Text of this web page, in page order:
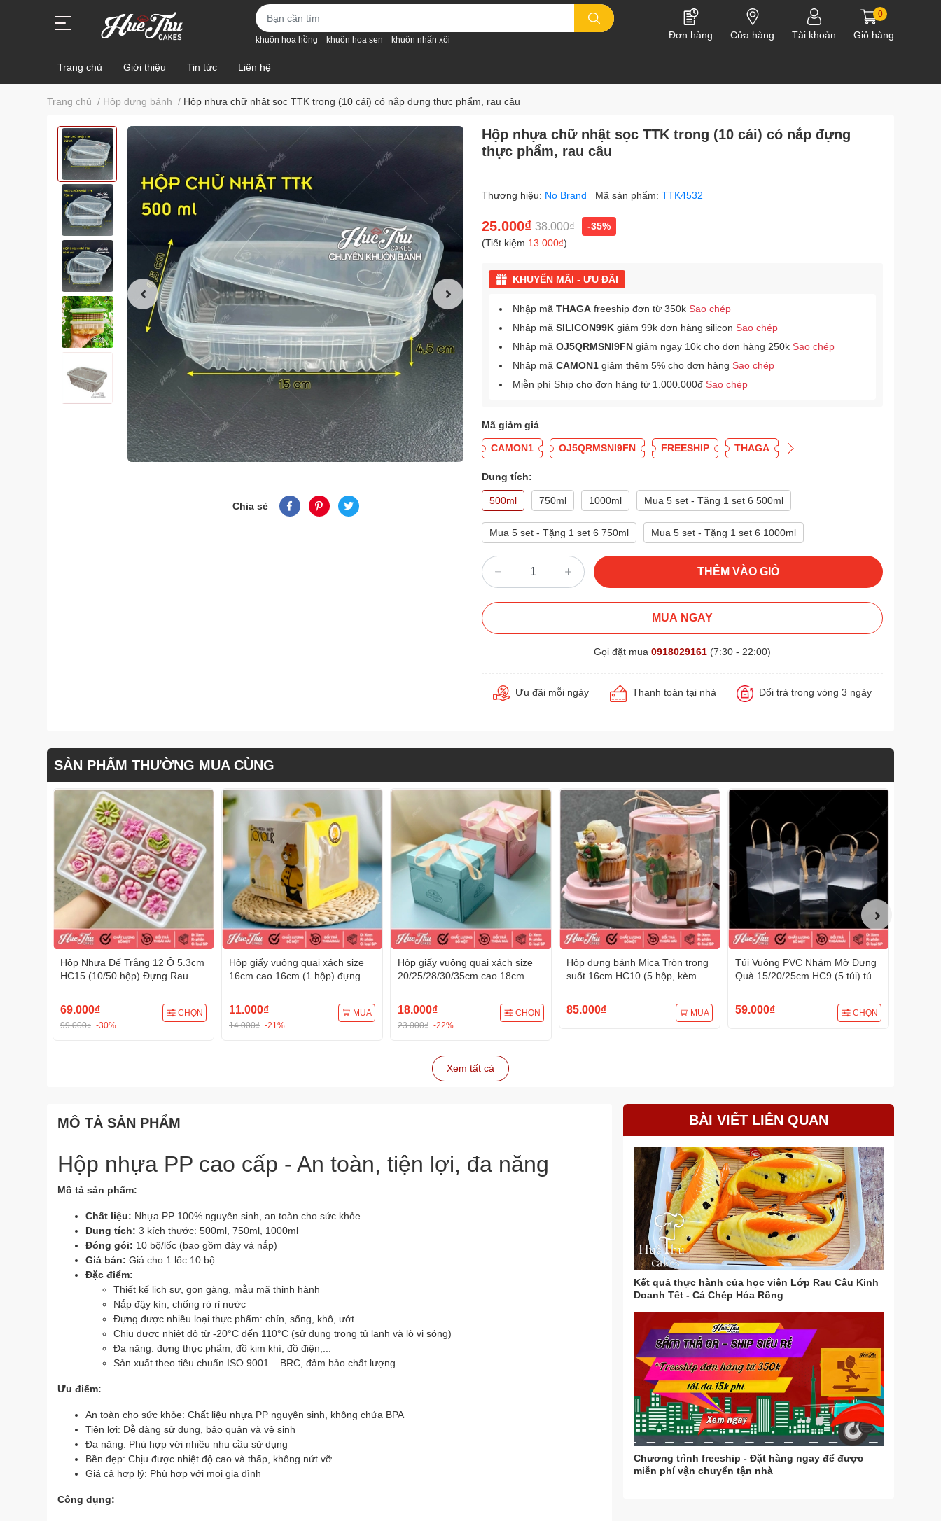
khuôn hoa hồng khuôn hoa sen khuôn nhấn xôi Đơn hàng Cửa hàng Tài khoản
0
Giỏ hàng
Trang chủ Giới thiệu Tin tức Liên hệ
Trang chủ / Hộp đựng bánh / Hộp nhựa chữ nhật sọc TTK trong (10 cái) có nắp đựng thực phẩm, rau câu
Chia sẻ
Hộp nhựa chữ nhật sọc TTK trong (10 cái) có nắp đựng
thực phẩm, rau câu
Thương hiệu: No Brand Mã sản phẩm: TTK4532
25.000₫ 38.000₫
-35%
(Tiết kiệm 13.000₫)
KHUYẾN MÃI - ƯU ĐÃI
Nhập mã THAGA freeship đơn từ 350k Sao chép
Nhập mã SILICON99K giảm 99k đơn hàng silicon Sao chép
Nhập mã OJ5QRMSNI9FN giảm ngay 10k cho đơn hàng 250k Sao chép
Nhập mã CAMON1 giảm thêm 5% cho đơn hàng Sao chép
Miễn phí Ship cho đơn hàng từ 1.000.000đ Sao chép
Mã giảm giá
CAMON1 OJ5QRMSNI9FN FREESHIP THAGA
Dung tích:
500ml 750ml 1000ml Mua 5 set - Tặng 1 set 6 500ml
Mua 5 set - Tặng 1 set 6 750ml Mua 5 set - Tặng 1 set 6 1000ml
THÊM VÀO GIỎ
MUA NGAY
Gọi đặt mua 0918029161 (7:30 - 22:00)
Ưu đãi mỗi ngày Thanh toán tại nhà Đổi trả trong vòng 3 ngày
SẢN PHẨM THƯỜNG MUA CÙNG
Hộp Nhựa Đế Trắng 12 Ô 5.3cm
HC15 (10/50 hộp) Đựng Rau
69.000₫
99.000₫ -30%
CHỌN
Hộp giấy vuông quai xách size
16cm cao 16cm (1 hộp) đựng
11.000₫
14.000₫ -21%
MUA
Hộp giấy vuông quai xách size
20/25/28/30/35cm cao 18cm
18.000₫
23.000₫ -22%
CHỌN
Hộp đựng bánh Mica Tròn trong
suốt 16cm HC10 (5 hộp, kèm
85.000₫ MUA
Túi Vuông PVC Nhám Mờ Đựng
Quà 15/20/25cm HC9 (5 túi) túi
59.000₫ CHỌN
Xem tất cả
MÔ TẢ SẢN PHẨM
Hộp nhựa PP cao cấp - An toàn, tiện lợi, đa năng
Mô tả sản phẩm:
Chất liệu: Nhựa PP 100% nguyên sinh, an toàn cho sức khỏe
Dung tích: 3 kích thước: 500ml, 750ml, 1000ml
Đóng gói: 10 bộ/lốc (bao gồm đáy và nắp)
Giá bán: Giá cho 1 lốc 10 bộ
Đặc điểm:
Thiết kế lịch sự, gọn gàng, mẫu mã thịnh hành
Nắp đậy kín, chống rò rỉ nước
Đựng được nhiều loại thực phẩm: chín, sống, khô, ướt
Chịu được nhiệt độ từ -20°C đến 110°C (sử dụng trong tủ lạnh và lò vi sóng)
Đa năng: đựng thực phẩm, đồ kim khí, đồ điện,...
Sản xuất theo tiêu chuẩn ISO 9001 – BRC, đảm bảo chất lượng
Ưu điểm:
An toàn cho sức khỏe: Chất liệu nhựa PP nguyên sinh, không chứa BPA
Tiện lợi: Dễ dàng sử dụng, bảo quản và vệ sinh
Đa năng: Phù hợp với nhiều nhu cầu sử dụng
Bền đẹp: Chịu được nhiệt độ cao và thấp, không nứt vỡ
Giá cả hợp lý: Phù hợp với mọi gia đình
Công dụng:
BÀI VIẾT LIÊN QUAN
Kết quả thực hành của học viên Lớp Rau Câu Kinh
Doanh Tết - Cá Chép Hóa Rồng
Chương trình freeship - Đặt hàng ngay để được
miễn phí vận chuyển tận nhà